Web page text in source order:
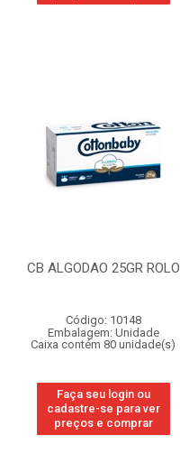
CB ALGODAO 25GR ROLO
Código: 10148
Embalagem: Unidade
Caixa contém 80 unidade(s)
Faça seu login ou
cadastre-se para ver
preços e comprar